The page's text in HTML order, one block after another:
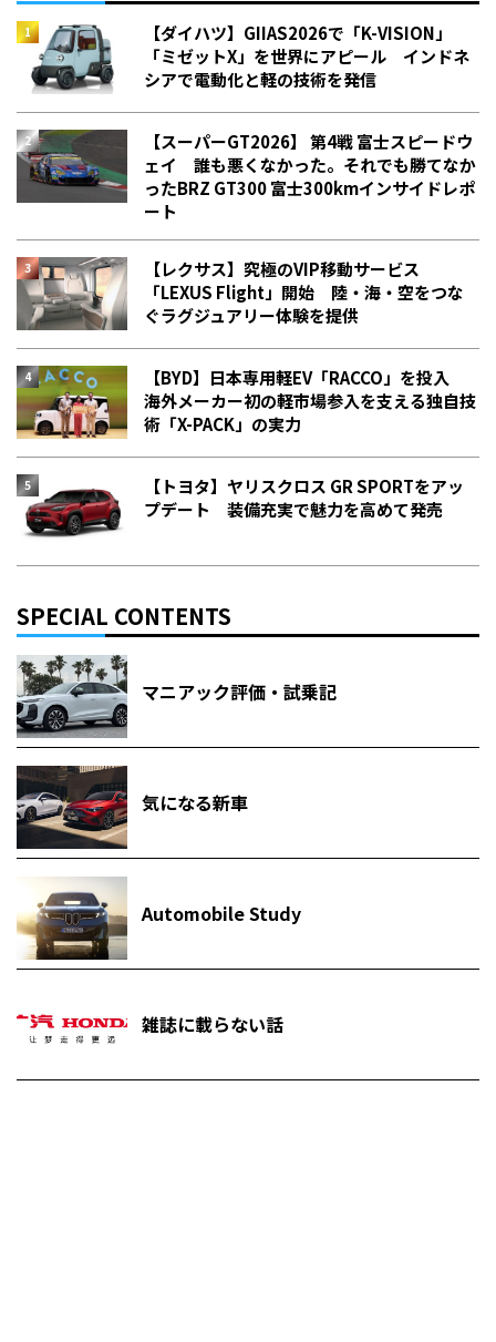
【ダイハツ】GIIAS2026で「K-VISION」
「ミゼットX」を世界にアピール インドネ
シアで電動化と軽の技術を発信
【スーパーGT2026】 第4戦 富士スピードウ
ェイ 誰も悪くなかった。それでも勝てなか
った――BRZ GT300 富士300kmインサイドレポ
ート
【レクサス】究極のVIP移動サービス
「LEXUS Flight」開始 陸・海・空をつな
ぐラグジュアリー体験を提供
【BYD】日本専用軽EV「RACCO」を投入
海外メーカー初の軽市場参入を支える独自技
術「X-PACK」の実力
【トヨタ】ヤリスクロス GR SPORTをアッ
プデート 装備充実で魅力を高めて発売
SPECIAL CONTENTS
マニアック評価・試乗記
気になる新車
Automobile Study
雑誌に載らない話